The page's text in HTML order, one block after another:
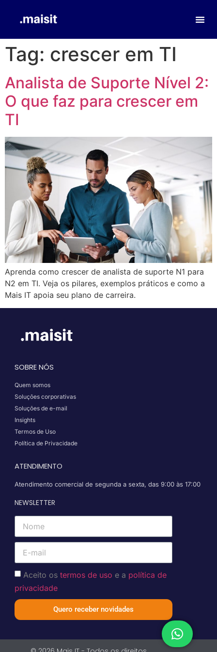
Tag: crescer em TI
Analista de Suporte Nível 2:
O que faz para crescer em
TI
Aprenda como crescer de analista de suporte N1 para
N2 em TI. Veja os pilares, exemplos práticos e como a
Mais IT apoia seu plano de carreira.
SOBRE NÓS
Quem somos
Soluções corporativas
Soluções de e-mail
Insights
Termos de Uso
Política de Privacidade
ATENDIMENTO
Atendimento comercial de segunda a sexta, das 9:00 às 17:00
NEWSLETTER
Aceito os termos de uso e a política de
privacidade
Quero receber novidades